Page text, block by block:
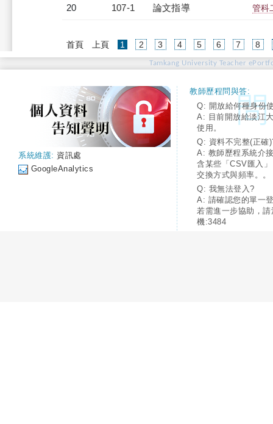
20 107-1 論文指導 管科
首頁 上頁 1 (current)
2 3 4 5 6 7 8
Tamkang University Teacher
系統維護: 資訊處
GoogleAnalytics
教師歷程問與答:
Q: 開放給何種身份
A: 目前開放給淡江
使用。
Q: 資料不完整(正確
A: 教師歷程系統介
含某些「CSV匯入
交換方式與頻率。。
Q: 我無法登入?
A: 請確認您的單一
若需進一步協助，
機:3484